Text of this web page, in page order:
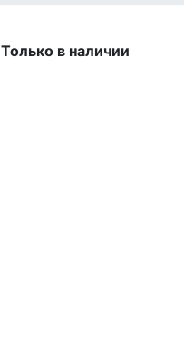
Только в наличии